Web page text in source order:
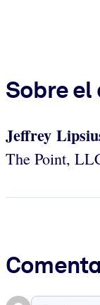
Sobre el
Jeffrey
The Point,